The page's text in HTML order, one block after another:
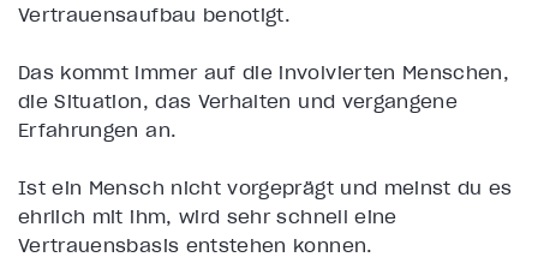
Vertrauensaufbau benötigt.
Das kommt immer auf die involvierten Menschen,
die Situation, das Verhalten und vergangene
Erfahrungen an.
Ist ein Mensch nicht vorgeprägt und meinst du es
ehrlich mit ihm, wird sehr schnell eine
Vertrauensbasis entstehen können.